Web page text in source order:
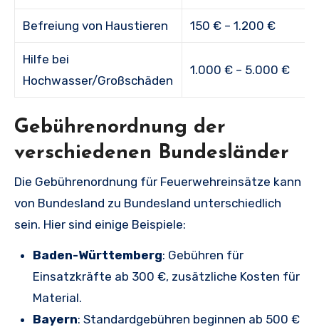
Befreiung von Haustieren 150 € – 1.200 €
Hilfe bei
Hochwasser/Großschäden
1.000 € – 5.000 €
Gebührenordnung der
verschiedenen Bundesländer
Die Gebührenordnung für Feuerwehreinsätze kann
von Bundesland zu Bundesland unterschiedlich
sein. Hier sind einige Beispiele:
Baden-Württemberg: Gebühren für
Einsatzkräfte ab 300 €, zusätzliche Kosten für
Material.
Bayern: Standardgebühren beginnen ab 500 €